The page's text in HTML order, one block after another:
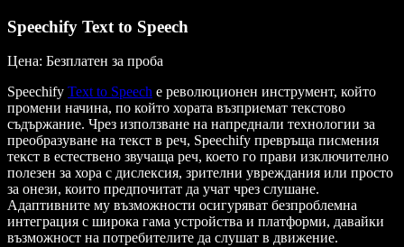
Speechify Text to Speech
Цена: Безплатен за проба
Speechify Text to Speech е революционен инструмент, който
промени начина, по който хората възприемат текстово
съдържание. Чрез използване на напреднали технологии за
преобразуване на текст в реч, Speechify превръща писмения
текст в естествено звучаща реч, което го прави изключително
полезен за хора с дислексия, зрителни увреждания или просто
за онези, които предпочитат да учат чрез слушане.
Адаптивните му възможности осигуряват безпроблемна
интеграция с широка гама устройства и платформи, давайки
възможност на потребителите да слушат в движение.